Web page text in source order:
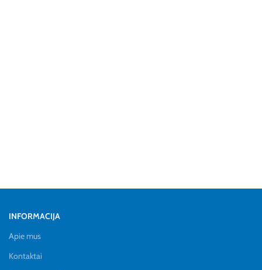
INFORMACIJA
Apie mus
Kontaktai